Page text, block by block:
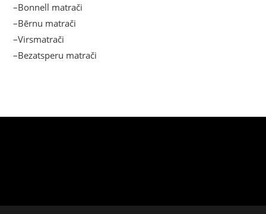
–Bonnell matrači
–Bērnu matrači
–Virsmatrači
–Bezatsperu matrači